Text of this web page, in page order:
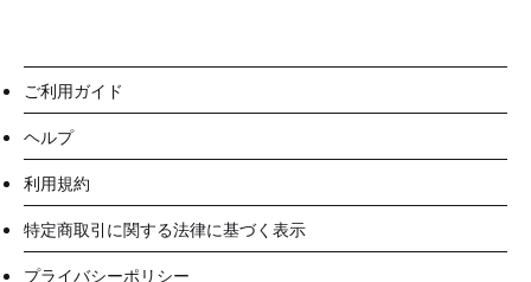
ご利用ガイド
ヘルプ
利用規約
特定商取引に関する法律に基づく表示
プライバシーポリシー